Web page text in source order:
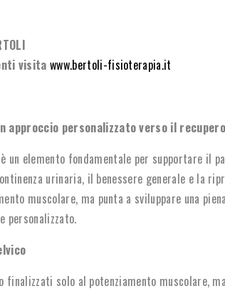
visitawww.bertoli-fisioterapia.it
personalizzato verso il
un elemento fondamentale per supportare il
urinaria, il benessere generale e la
muscolare, ma punta a sviluppare una
personalizzato.
finalizzati solo al potenziamento muscolare,